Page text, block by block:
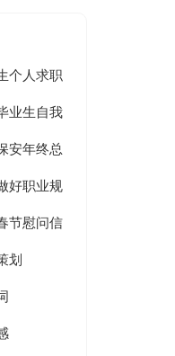
个人求职
绍
业生自我
安年终总
好职业规
5篇
节慰问信
划